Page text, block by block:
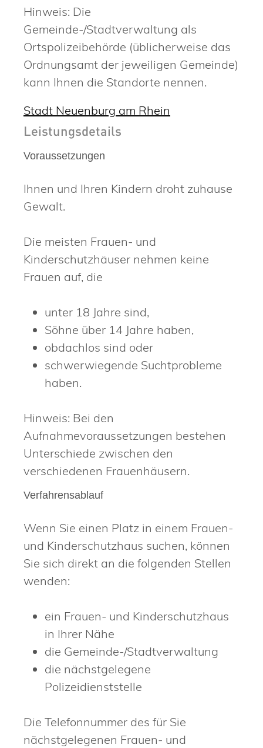
Hinweis: Die
Gemeinde-/Stadtverwaltung als
Ortspolizeibehörde (üblicherweise das
Ordnungsamt der jeweiligen Gemeinde)
kann Ihnen die Standorte nennen.
Stadt Neuenburg am Rhein
Leistungsdetails
Voraussetzungen
Ihnen und Ihren Kindern droht zuhause
Gewalt.
Die meisten Frauen- und
Kinderschutzhäuser nehmen keine
Frauen auf, die
unter 18 Jahre sind,
Söhne über 14 Jahre haben,
obdachlos sind oder
schwerwiegende Suchtprobleme
haben.
Hinweis: Bei den
Aufnahmevoraussetzungen bestehen
Unterschiede zwischen den
verschiedenen Frauenhäusern.
Verfahrensablauf
Wenn Sie einen Platz in einem Frauen-
und Kinderschutzhaus suchen, können
Sie sich direkt an die folgenden Stellen
wenden:
ein Frauen- und Kinderschutzhaus
in Ihrer Nähe
die Gemeinde-/Stadtverwaltung
die nächstgelegene
Polizeidienststelle
Die Telefonnummer des für Sie
nächstgelegenen Frauen- und